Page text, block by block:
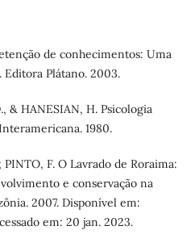
de conhecimentos: Uma
Editora Plátano. 2003.
& HANESIAN, H. Psicologia
1980.
PINTO, F. O Lavrado de Roraima:
e conservação na
2007. Disponível em:
em: 20 jan. 2023.